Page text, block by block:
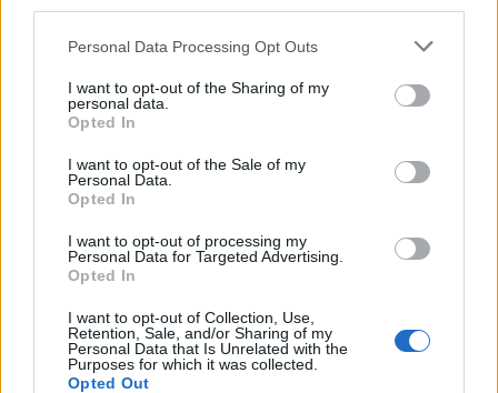
Personal Data Processing Opt Outs
I want to opt-out of the Sharing of my
personal data.
Opted In
I want to opt-out of the Sale of my
Personal Data.
Opted In
I want to opt-out of processing my
Personal Data for Targeted Advertising.
Opted In
I want to opt-out of Collection, Use,
Retention, Sale, and/or Sharing of my
Personal Data that Is Unrelated with the
Purposes for which it was collected.
Opted Out
PNCR (Terheș)
Partidul Patrioților (Surugiu)
FAR (Coarnă)
România pe Primul Loc (Ponta)
Arată rezultatele
Arhiva sondajelor